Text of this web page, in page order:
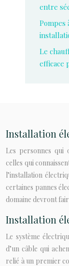
entre
Pompes
Le
efficace
Installation
Les personnes qui
celles qui
l’installation
certaines pannes
domaine devront
Installation
Le système
d’un câble qui
relié à un premier